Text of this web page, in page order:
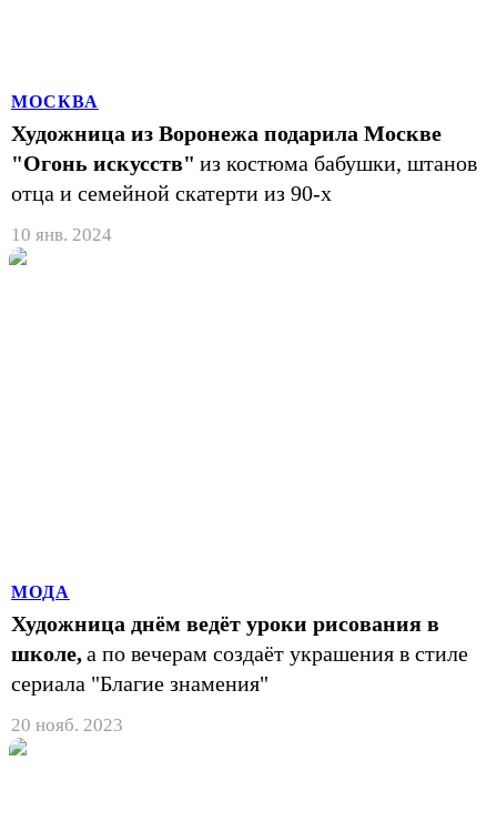
МОСКВА
Художница из Воронежа подарила Москве
"Огонь искусств" из костюма бабушки, штанов
отца и семейной скатерти из 90-х
10 янв. 2024
МОДА
Художница днём ведёт уроки рисования в
школе,а по вечерам создаёт украшения в стиле
сериала "Благие знамения"
20 нояб. 2023